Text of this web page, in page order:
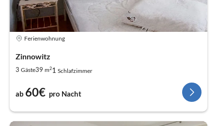
Ferienwohnung
Zinnowitz
3 Gäste39 m21 Schlafzimmer
ab 60€ pro Nacht